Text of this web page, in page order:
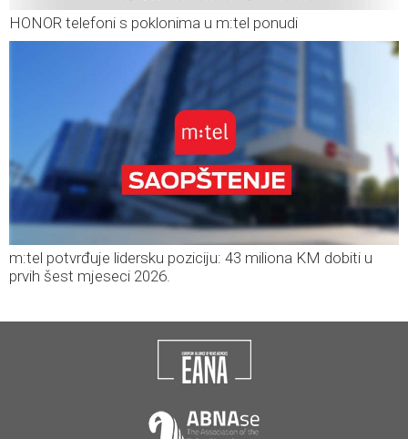
HONOR telefoni s poklonima u m:tel ponudi
m:tel potvrđuje lidersku poziciju: 43 miliona KM dobiti u
prvih šest mjeseci 2026.